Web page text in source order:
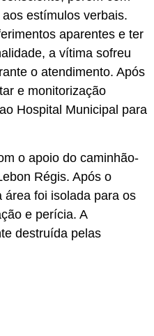
estímulos verbais.
aparentes e ter
a vítima sofreu
o atendimento. Após
e monitorização
Hospital Municipal para
o apoio do caminhão-
Régis. Após o
área foi isolada para os
e perícia. A
destruída pelas